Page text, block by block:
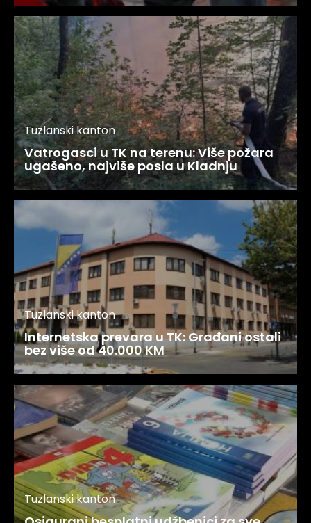
Tuzlanski kanton
Vatrogasci u TK na terenu: Više požara
ugašeno, najviše posla u Kladnju
Tuzlanski kanton
Internetska prevara u TK: Građani ostali
bez više od 40.000 KM
Tuzlanski kanton